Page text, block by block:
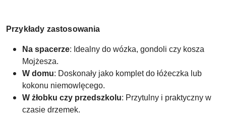
Przykłady zastosowania
Na spacerze: Idealny do wózka, gondoli czy kosza
Mojżesza.
W domu: Doskonały jako komplet do łóżeczka lub
kokonu niemowlęcego.
W żłobku czy przedszkolu: Przytulny i praktyczny w
czasie drzemek.